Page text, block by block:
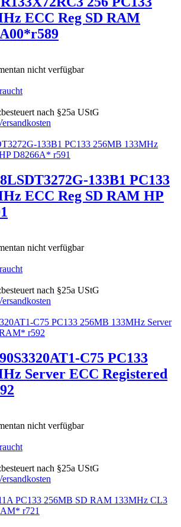
ECC Reg SD RAM
nicht verfügbar
nach §25a UStG
133B1 PC133
ECC Reg SD RAM HP
nicht verfügbar
nach §25a UStG
C75 PC133
Server ECC Registered
nicht verfügbar
nach §25a UStG